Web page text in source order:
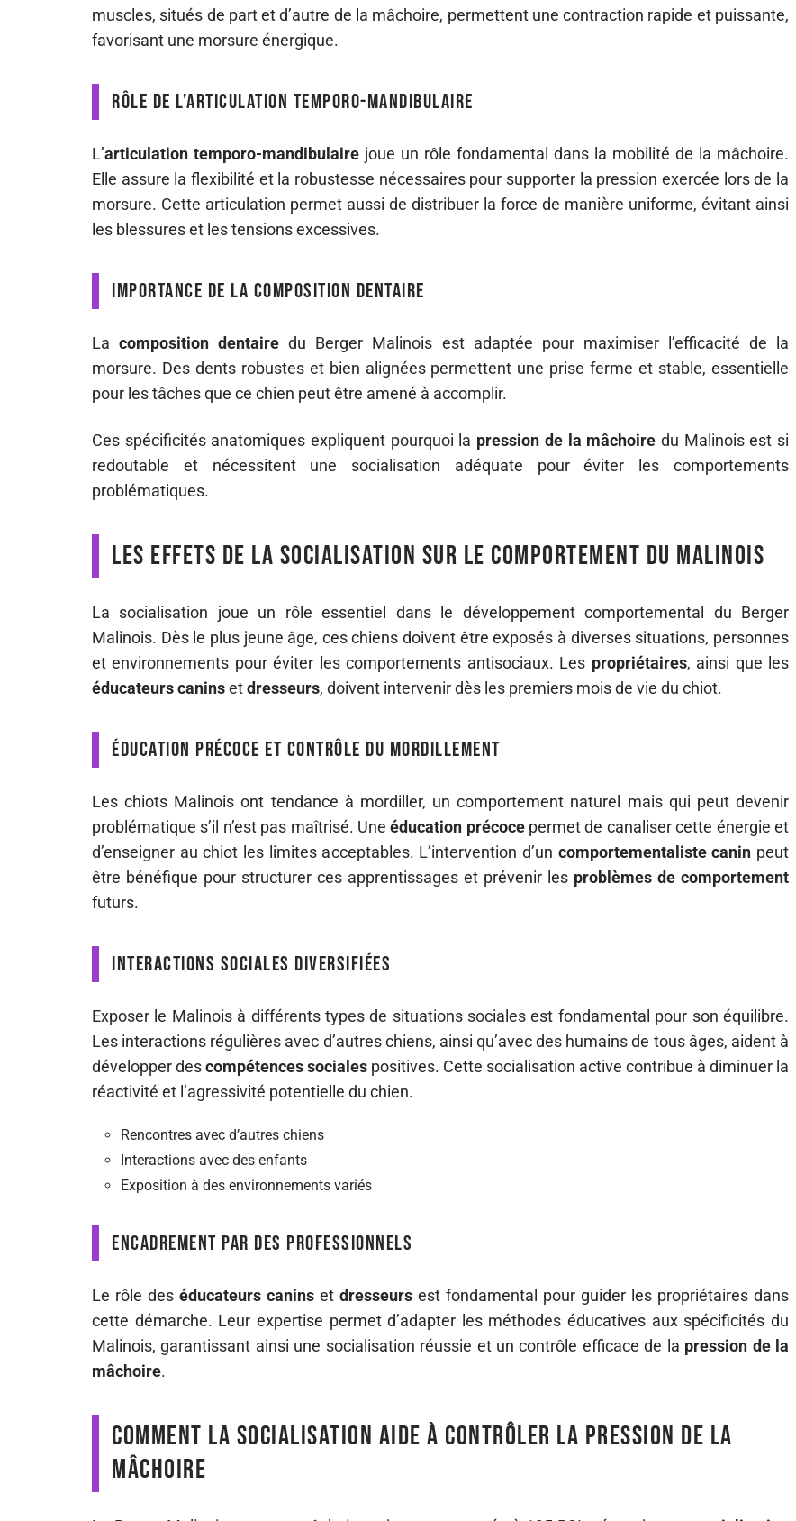
muscles, situés de part et d’autre de la mâchoire, permettent une contraction rapide et puissante,
favorisant une morsure énergique.
Rôle de l’articulation temporo-mandibulaire
L’articulation temporo-mandibulaire joue un rôle fondamental dans la mobilité de la mâchoire.
Elle assure la flexibilité et la robustesse nécessaires pour supporter la pression exercée lors de la
morsure. Cette articulation permet aussi de distribuer la force de manière uniforme, évitant ainsi
les blessures et les tensions excessives.
Importance de la composition dentaire
Lacomposition dentaire du Berger Malinois est adaptée pour maximiser l’efficacité de la
morsure. Des dents robustes et bien alignées permettent une prise ferme et stable, essentielle
pour les tâches que ce chien peut être amené à accomplir.
Ces spécificités anatomiques expliquent pourquoi la pression de la mâchoire du Malinois est si
redoutable et nécessitent une socialisation adéquate pour éviter les comportements
problématiques.
Les effets de la socialisation sur le comportement du Malinois
La socialisation joue un rôle essentiel dans le développement comportemental du Berger
Malinois. Dès le plus jeune âge, ces chiens doivent être exposés à diverses situations, personnes
et environnements pour éviter les comportements antisociaux. Les propriétaires, ainsi que les
éducateurs caninsetdresseurs, doivent intervenir dès les premiers mois de vie du chiot.
Éducation précoce et contrôle du mordillement
Les chiots Malinois ont tendance à mordiller, un comportement naturel mais qui peut devenir
problématique s’il n’est pas maîtrisé. Uneéducation précocepermet de canaliser cette énergie et
d’enseigner au chiot les limites acceptables. L’intervention d’un comportementaliste canin peut
être bénéfique pour structurer ces apprentissages et prévenir les problèmes de comportement
futurs.
Interactions sociales diversifiées
Exposer le Malinois à différents types de situations sociales est fondamental pour son équilibre.
Les interactions régulières avec d’autres chiens, ainsi qu’avec des humains de tous âges, aident à
développer descompétences sociales positives. Cette socialisation active contribue à diminuer la
réactivité et l’agressivité potentielle du chien.
Rencontres avec d’autres chiens
Interactions avec des enfants
Exposition à des environnements variés
Encadrement par des professionnels
Le rôle des éducateurs canins et dresseurs est fondamental pour guider les propriétaires dans
cette démarche. Leur expertise permet d’adapter les méthodes éducatives aux spécificités du
Malinois, garantissant ainsi une socialisation réussie et un contrôle efficace de la pression de la
mâchoire.
Comment la socialisation aide à contrôler la pression de la
mâchoire